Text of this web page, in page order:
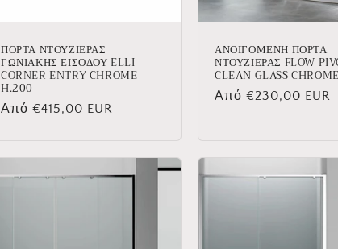
ΠΟΡΤΑ ΝΤΟΥΖΙΕΡΑΣ
ΓΩΝΙΑΚΗΣ ΕΙΣΟΔΟΥ ELLI
CORNER ENTRY CHROME
H.200
Κανονική
Από €415,00 EUR
ΑΝΟΙΓΟΜΕΝΗ ΠΟΡΤΑ
ΝΤΟΥΖΙΕΡΑΣ FLOW
CLEAN GLASS
Κανονική
Από €230,00 EUR